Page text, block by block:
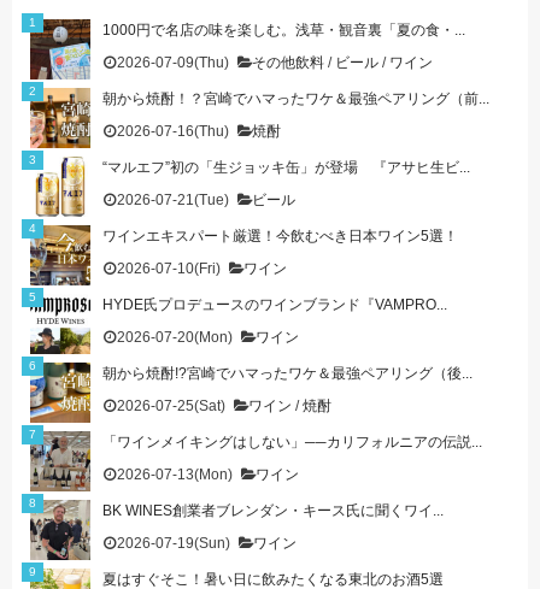
1000円で名店の味を楽しむ。浅草・観音裏「夏の食・...
2026-07-09(Thu)
その他飲料 / ビール / ワイン
朝から焼酎！？宮崎でハマったワケ＆最強ペアリング（前...
2026-07-16(Thu)
焼酎
“マルエフ”初の「生ジョッキ缶」が登場 『アサヒ生ビ...
2026-07-21(Tue)
ビール
ワインエキスパート厳選！今飲むべき日本ワイン5選！
2026-07-10(Fri)
ワイン
HYDE氏プロデュースのワインブランド『VAMPRO...
2026-07-20(Mon)
ワイン
朝から焼酎!?宮崎でハマったワケ＆最強ペアリング（後...
2026-07-25(Sat)
ワイン /焼酎
「ワインメイキングはしない」──カリフォルニアの伝説...
2026-07-13(Mon)
ワイン
BK WINES創業者ブレンダン・キース氏に聞くワイ...
2026-07-19(Sun)
ワイン
夏はすぐそこ！暑い日に飲みたくなる東北のお酒5選